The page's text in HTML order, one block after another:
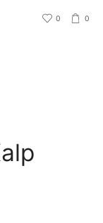
0 0